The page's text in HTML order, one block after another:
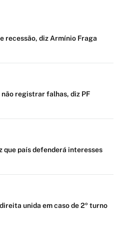
recessão, diz Armínio Fraga
registrar falhas, diz PF
que país defenderá interesses
unida em caso de 2º turno